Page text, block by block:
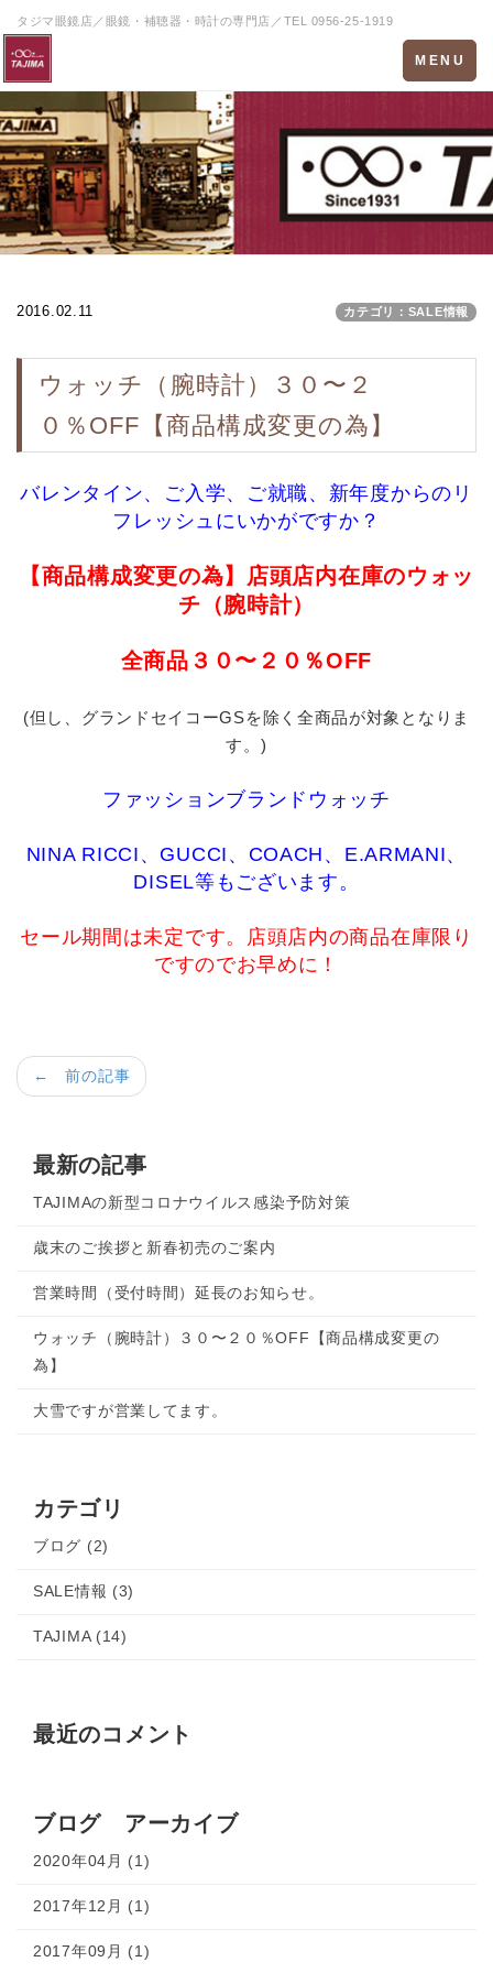
タジマ眼鏡店／眼鏡・補聴器・時計の専門店／TEL 0956-25-1919
Toggle
navigation
MENU
2016.02.11 カテゴリ：SALE情報
ウォッチ（腕時計）３０〜２
０％OFF【商品構成変更の為】
バレンタイン、ご入学、ご就職、新年度からのリ
フレッシュにいかがですか？
【商品構成変更の為】店頭店内在庫のウォッ
チ（腕時計）
全商品３０〜２０％OFF
(但し、グランドセイコーGSを除く全商品が対象となりま
す。)
ファッションブランドウォッチ
NINA RICCI、GUCCI、COACH、E.ARMANI、
DISEL等もございます。
セール期間は未定です。店頭店内の商品在庫限り
ですのでお早めに！
← 前の記事
最新の記事
TAJIMAの新型コロナウイルス感染予防対策
歳末のご挨拶と新春初売のご案内
営業時間（受付時間）延長のお知らせ。
ウォッチ（腕時計）３０〜２０％OFF【商品構成変更の
為】
大雪ですが営業してます。
カテゴリ
ブログ (2)
SALE情報 (3)
TAJIMA (14)
最近のコメント
ブログ アーカイブ
2020年04月 (1)
2017年12月 (1)
2017年09月 (1)